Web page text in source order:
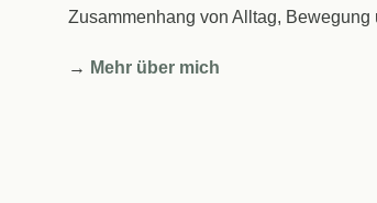
Zusammenhang von Alltag, Bewegung
→ Mehr über mich